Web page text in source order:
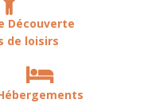
Découverte
de loisirs